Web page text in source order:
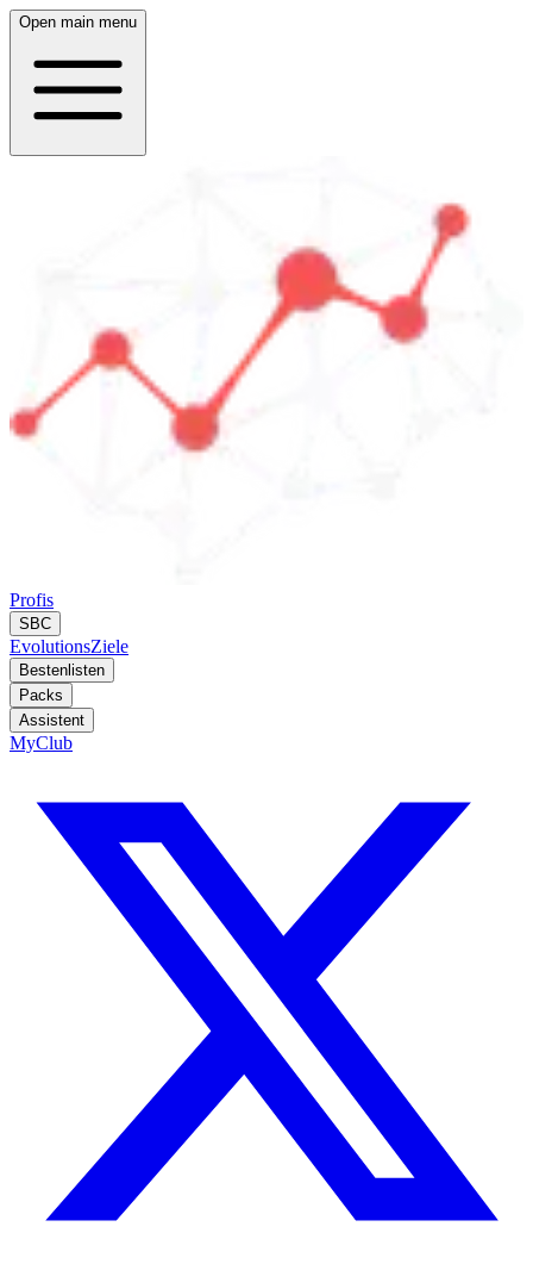
Open main menu
Profis
SBC
EvolutionsZiele
Bestenlisten
Packs
Assistent
MyClub